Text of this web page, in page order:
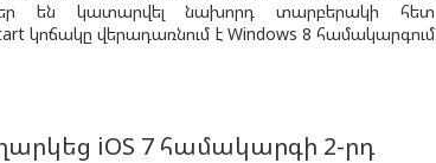
են կատարվել նախորդ տարբերակի հետ
կոճակը վերադառնում է Windows 8 համակարգում
iOS 7 համակարգի 2-րդ